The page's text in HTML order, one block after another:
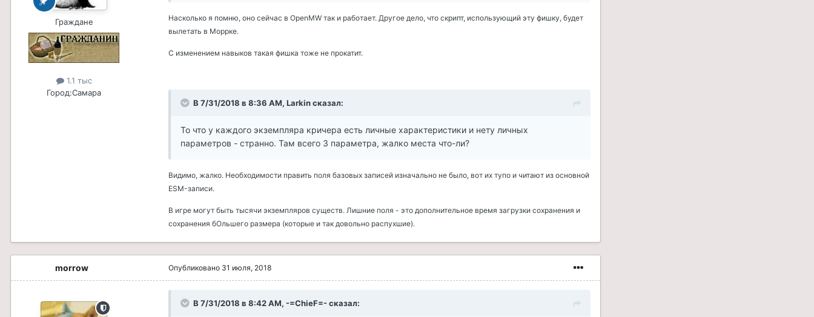
Граждане
1.1 тыс
Город:Самара
Насколько я помню, оно сейчас в OpenMW так и работает. Другое дело, что скрипт, использующий эту фишку, будет
вылетать в Моррке.
С изменением навыков такая фишка тоже не прокатит.
В 7/31/2018 в 8:36 AM, Larkin сказал:
То что у каждого экземпляра кричера есть личные характеристики и нету личных
параметров - странно. Там всего 3 параметра, жалко места что-ли?
Видимо, жалко. Необходимости править поля базовых записей изначально не было, вот их тупо и читают из основной
ESM-записи.
В игре могут быть тысячи экземпляров существ. Лишние поля - это дополнительное время загрузки сохранения и
сохранения бОльшего размера (которые и так довольно распухшие).
morrow Опубликовано 31 июля, 2018
В 7/31/2018 в 8:42 AM, -=ChieF=- сказал: